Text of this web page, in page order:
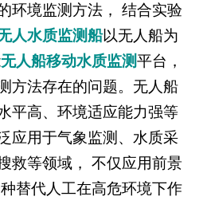
环境监测方法， 结合实验
人水质监测船以无人船为
无人船移动水质监测平台，
方法存在的问题。无人船
平高、环境适应能力强等
应用于气象监测、水质采
救等领域， 不仅应用前景
替代人工在高危环境下作